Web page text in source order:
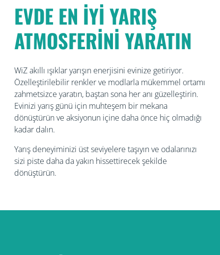
EVDE EN İYİ YARIŞ
ATMOSFERİNİ YARATIN
WiZ akıllı ışıklar yarışın enerjisini evinize getiriyor.
Özelleştirilebilir renkler ve modlarla mükemmel ortamı
zahmetsizce yaratın, baştan sona her anı güzelleştirin.
Evinizi yarış günü için muhteşem bir mekana
dönüştürün ve aksiyonun içine daha önce hiç olmadığı
kadar dalın.
Yarış deneyiminizi üst seviyelere taşıyın ve odalarınızı
sizi piste daha da yakın hissettirecek şekilde
dönüştürün.